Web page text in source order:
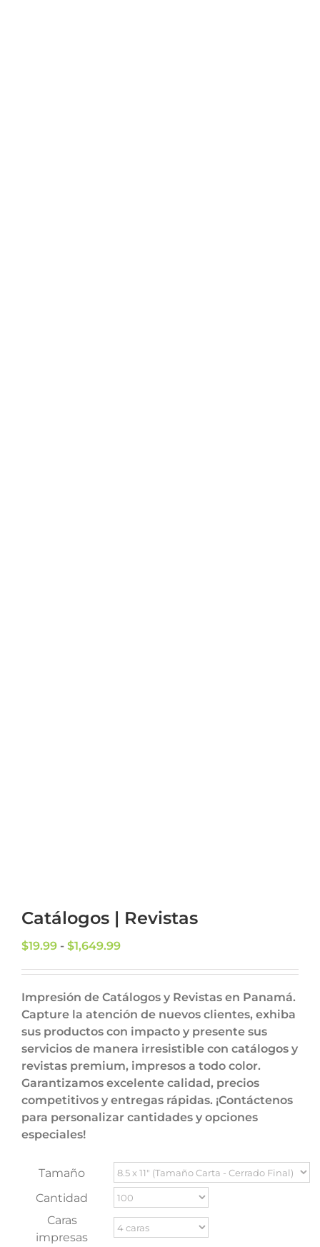
Catálogos | Revistas
$19.99 - $1,649.99Rango
precios:
desde
$19.99
hasta
$1,649.99
Impresión de Catálogos y Revistas en Panamá.
Capture la atención de nuevos clientes, exhiba
sus productos con impacto y presente sus
servicios de manera irresistible con catálogos y
revistas premium, impresos a todo color.
Garantizamos excelente calidad, precios
competitivos y entregas rápidas. ¡Contáctenos
para personalizar cantidades y opciones
especiales!
Tamaño
Cantidad
Caras
impresas